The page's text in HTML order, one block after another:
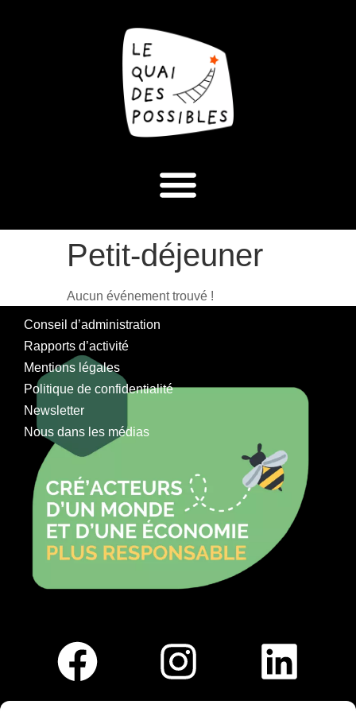
Petit-déjeuner
Aucun événement trouvé !
Conseil d’administration
Rapports d’activité
Mentions légales
Politique de confidentialité
Newsletter
Nous dans les médias